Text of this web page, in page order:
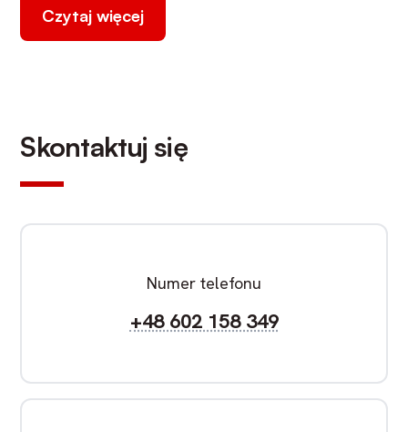
Czytaj więcej
Skontaktuj się
Numer telefonu
+48 602 158 349